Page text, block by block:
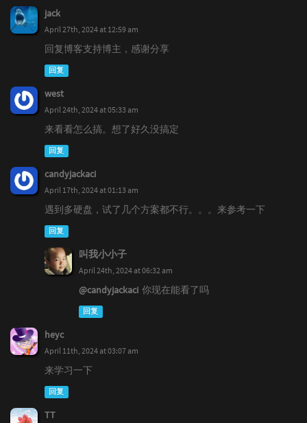
jack
April 27th, 2024 at 12:59 am
回复博客支持博主，感谢分享
回复
west
April 24th, 2024 at 05:33 am
来看看怎么搞。想了好久没搞定
回复
candyjackaci
April 17th, 2024 at 01:13 am
遇到多硬盘，试了几个方案都不行。。。来参考一下
回复
叫我小小子
April 24th, 2024 at 06:32 am
@candyjackaci 你现在能看了吗
回复
heyc
April 11th, 2024 at 03:07 am
来学习一下
回复
TT